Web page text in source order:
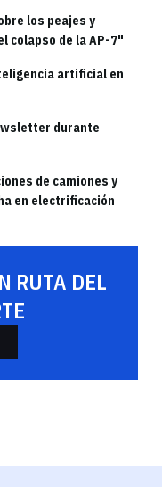
los peajes y
colapso de la AP-7"
artificial en
durante
de camiones y
en electrificación
RUTA DEL